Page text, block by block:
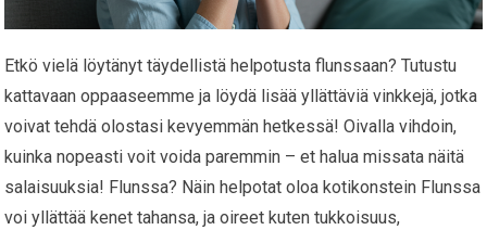
Etkö vielä löytänyt täydellistä helpotusta flunssaan? Tutustu
kattavaan oppaaseemme ja löydä lisää yllättäviä vinkkejä, jotka
voivat tehdä olostasi kevyemmän hetkessä! Oivalla vihdoin,
kuinka nopeasti voit voida paremmin – et halua missata näitä
salaisuuksia! Flunssa? Näin helpotat oloa kotikonstein Flunssa
voi yllättää kenet tahansa, ja oireet kuten tukkoisuus,